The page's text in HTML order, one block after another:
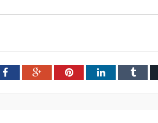
FacebookGoogle+PinterestLinkedIn